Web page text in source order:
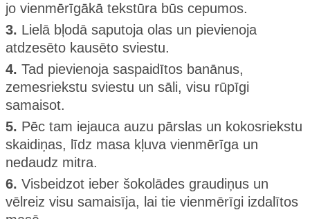
jo vienmērīgākā tekstūra būs cepumos.
3. Lielā bļodā saputoja olas un pievienoja
atdzesēto kausēto sviestu.
4. Tad pievienoja saspaidītos banānus,
zemesriekstu sviestu un sāli, visu rūpīgi
samaisot.
5. Pēc tam iejauca auzu pārslas un kokosriekstu
skaidiņas, līdz masa kļuva vienmērīga un
nedaudz mitra.
6. Visbeidzot ieber šokolādes graudiņus un
vēlreiz visu samaisīja, lai tie vienmērīgi izdalītos